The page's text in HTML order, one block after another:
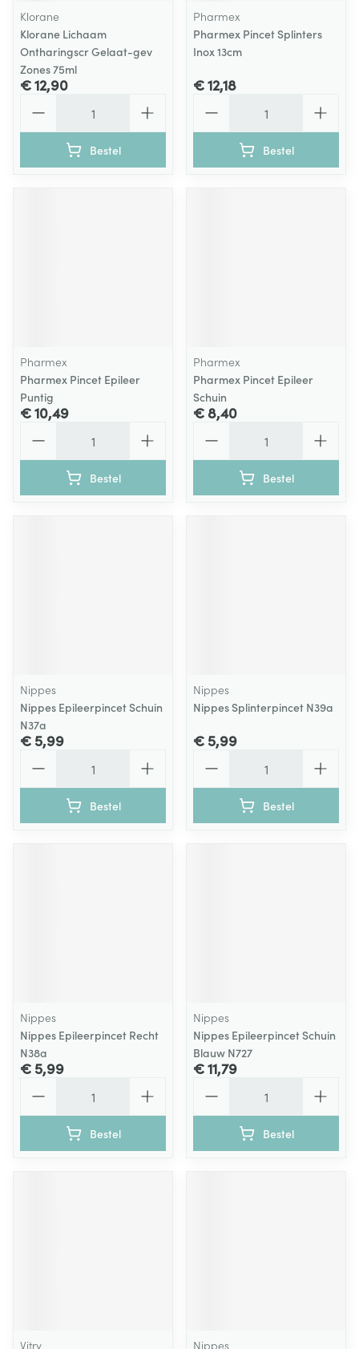
Klorane
Klorane Lichaam
Ontharingscr Gelaat-gev
Zones 75ml
€ 12,90
Bestel
Pharmex
Pharmex Pincet Splinters
Inox 13cm
€ 12,18
Bestel
Pharmex
Pharmex Pincet Epileer
Puntig
€ 10,49
Bestel
Pharmex
Pharmex Pincet Epileer
Schuin
€ 8,40
Bestel
Nippes
Nippes Epileerpincet Schuin
N37a
€ 5,99
Bestel
Nippes
Nippes Splinterpincet N39a
€ 5,99
Bestel
Nippes
Nippes Epileerpincet Recht
N38a
€ 5,99
Bestel
Nippes
Nippes Epileerpincet Schuin
Blauw N727
€ 11,79
Bestel
Vitry Nippes